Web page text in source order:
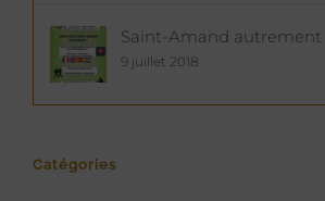
Saint-Amand autrement
9 juillet 2018
Catégories